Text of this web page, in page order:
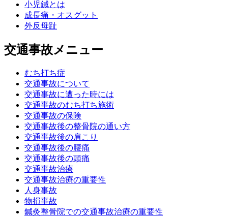
小児鍼とは
成長痛・オスグット
外反母趾
交通事故メニュー
むち打ち症
交通事故について
交通事故に遭った時には
交通事故のむち打ち施術
交通事故の保険
交通事故後の整骨院の通い方
交通事故後の肩こり
交通事故後の腰痛
交通事故後の頭痛
交通事故治療
交通事故治療の重要性
人身事故
物損事故
鍼灸整骨院での交通事故治療の重要性